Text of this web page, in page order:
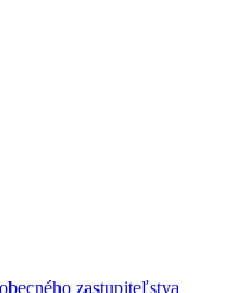
zastupiteľstva